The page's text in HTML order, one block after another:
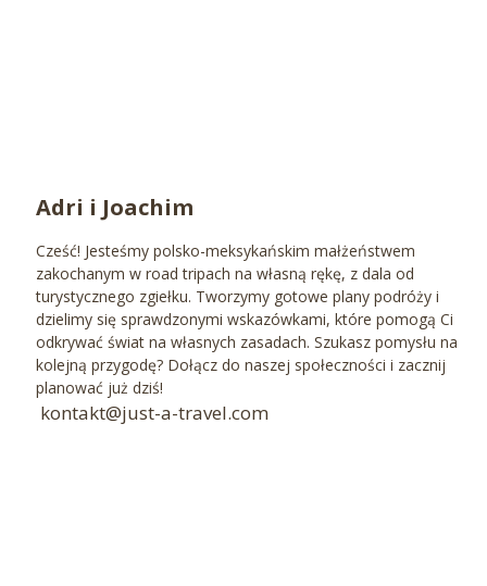
Adri i Joachim
Cześć! Jesteśmy polsko-meksykańskim małżeństwem
zakochanym w road tripach na własną rękę, z dala od
turystycznego zgiełku. Tworzymy gotowe plany podróży i
dzielimy się sprawdzonymi wskazówkami, które pomogą Ci
odkrywać świat na własnych zasadach. Szukasz pomysłu na
kolejną przygodę? Dołącz do naszej społeczności i zacznij
planować już dziś!
kontakt@just-a-travel.com